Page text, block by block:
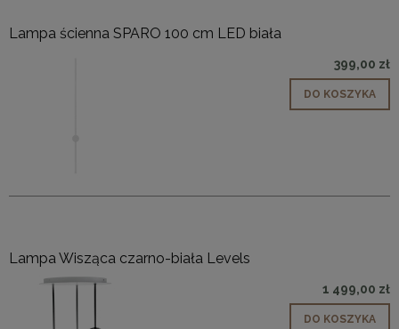
Lampa ścienna SPARO 100 cm LED biała
399,00 zł
DO KOSZYKA
Lampa Wisząca czarno-biała Levels
1 499,00 zł
DO KOSZYKA